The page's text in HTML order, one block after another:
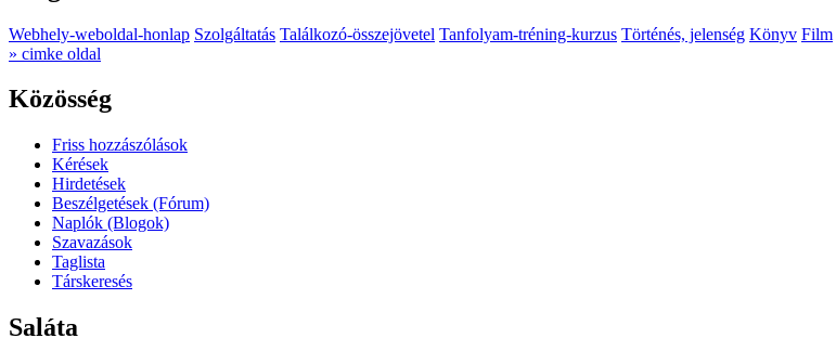
Webhely-weboldal-honlap Szolgáltatás Találkozó-összejövetel Tanfolyam-tréning-kurzus Történés, jelenség Könyv Film
» cimke oldal
Közösség
Friss hozzászólások
Kérések
Hirdetések
Beszélgetések (Fórum)
Naplók (Blogok)
Szavazások
Taglista
Társkeresés
Saláta